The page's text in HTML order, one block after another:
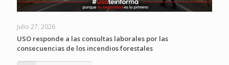
julio 27, 2026
USO responde a las consultas laborales por las
consecuencias de los incendios forestales